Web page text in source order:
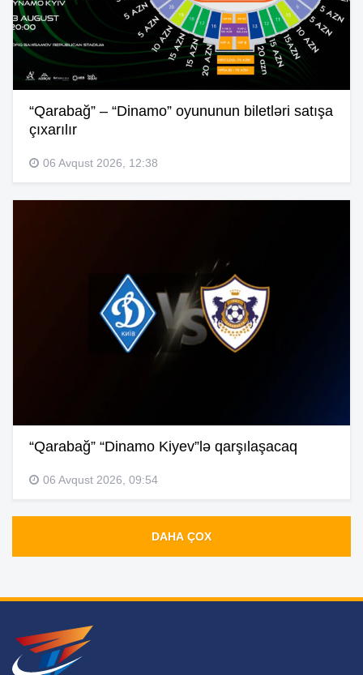
“Qarabağ” – “Dinamo” oyununun biletləri satışa
çıxarılır
06 Avqust 2026, 12:38
“Qarabağ” “Dinamo Kiyev”lə qarşılaşacaq
06 Avqust 2026, 09:54
DAHA ÇOX